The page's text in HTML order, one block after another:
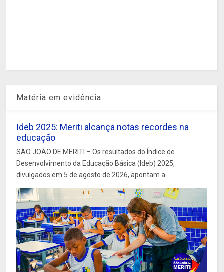
Matéria em evidência
Ideb 2025: Meriti alcança notas recordes na
educação
SÃO JOÃO DE MERITI – Os resultados do Índice de
Desenvolvimento da Educação Básica (Ideb) 2025,
divulgados em 5 de agosto de 2026, apontam a...